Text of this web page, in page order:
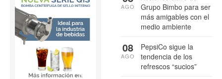
Grupo Bimbo para ser
más amigables con el
medio ambiente
AGO
PepsiCo sigue la
tendencia de los
refrescos “sucios”
08
AGO